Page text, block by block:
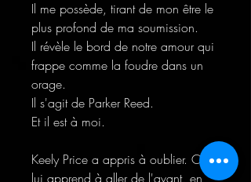
Il me possède, tirant de mon être le
plus profond de ma soumission.
Il révèle le bord de notre amour qui
frappe comme la foudre dans un
orage.
Il s'agit de Parker Reed.
Et il est à moi.
Keely Price a appris à oublier. On
lui apprend à aller de l'avant, en